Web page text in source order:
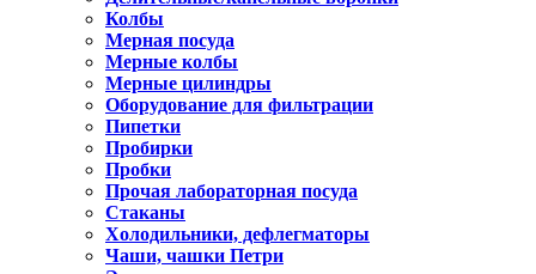
Колбы
Мерная посуда
Мерные колбы
Мерные цилиндры
Оборудование для фильтрации
Пипетки
Пробирки
Пробки
Прочая лабораторная посуда
Стаканы
Холодильники, дефлегматоры
Чаши, чашки Петри